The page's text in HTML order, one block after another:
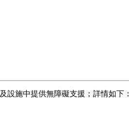
設施中提供無障礙支援；詳情如下：